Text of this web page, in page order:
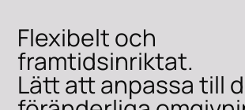
Flexibelt och
framtidsinriktat.
Lätt att anpassa till